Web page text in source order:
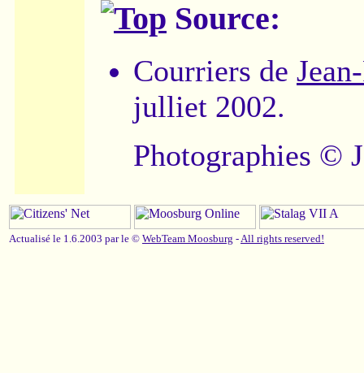
Source:
Courriers de
julliet 2002.
Photographies ©
Actualisé le 1.6.2003 par le © WebTeam Moosburg -All rights reserved!